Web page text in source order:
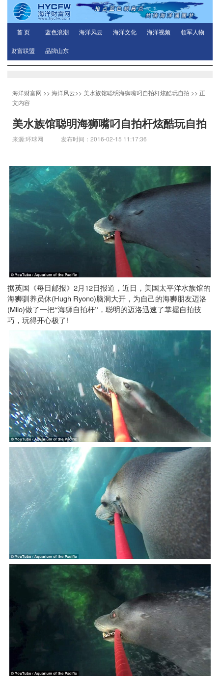
首 页 蓝色浪潮 海洋风云 海洋文化 海洋视频 领军人物
财富联盟 品牌山东
海洋财富网 >> 海洋风云>> 美水族馆聪明海狮嘴叼自拍杆炫酷玩自拍 >> 正
文内容
美水族馆聪明海狮嘴叼自拍杆炫酷玩自拍
来源:环球网 发布时间：2016-02-15 11:17:36
据英国《每日邮报》 2月 12日报道，近日，美国太平洋水族馆的
海狮驯养员休(Hugh Ryono)脑洞大开，为自己的海狮朋友迈洛
(Milo)做了一把“海狮自拍杆”，聪明的迈洛迅速了掌握自拍技
巧，玩得开心极了!